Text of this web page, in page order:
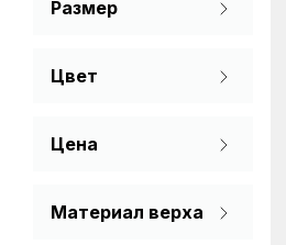
Капсула
Аутлет
Размер
36
39
Цвет
Цена
Материал верха